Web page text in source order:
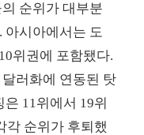
순위가 대부분
아시아에서는 도
위권에 포함됐다.
러화에 연동된 탓
11위에서 19위
각 순위가 후퇴했